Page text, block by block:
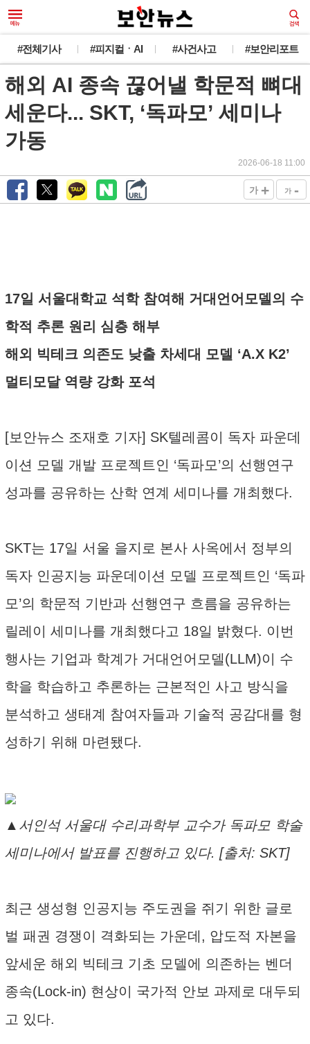
#전체기사 #피지컬ㆍAI #사건사고 #보안리포트
해외 AI 종속 끊어낼 학문적 뼈대
세운다... SKT, ‘독파모’ 세미나
가동
2026-06-18 11:00
가 + 가 -
17일 서울대학교 석학 참여해 거대언어모델의 수
학적 추론 원리 심층 해부
해외 빅테크 의존도 낮출 차세대 모델 ‘A.X K2’
멀티모달 역량 강화 포석
[보안뉴스 조재호 기자] SK텔레콤이 독자 파운데
이션 모델 개발 프로젝트인 ‘독파모’의 선행연구
성과를 공유하는 산학 연계 세미나를 개최했다.
SKT는 17일 서울 을지로 본사 사옥에서 정부의
독자 인공지능 파운데이션 모델 프로젝트인 ‘독파
모’의 학문적 기반과 선행연구 흐름을 공유하는
릴레이 세미나를 개최했다고 18일 밝혔다. 이번
행사는 기업과 학계가 거대언어모델(LLM)이 수
학을 학습하고 추론하는 근본적인 사고 방식을
분석하고 생태계 참여자들과 기술적 공감대를 형
성하기 위해 마련됐다.
▲서인석 서울대 수리과학부 교수가 독파모 학술
세미나에서 발표를 진행하고 있다. [출처: SKT]
최근 생성형 인공지능 주도권을 쥐기 위한 글로
벌 패권 경쟁이 격화되는 가운데, 압도적 자본을
앞세운 해외 빅테크 기초 모델에 의존하는 벤더
종속(Lock-in) 현상이 국가적 안보 과제로 대두되
고 있다.